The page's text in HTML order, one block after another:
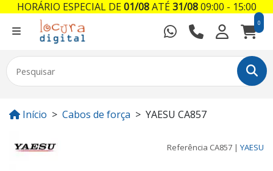
0
Início Cabos de força YAESU CA857
Referência CA857 | YAESU
HORÁRIO ESPECIAL DE01/08ATÉ31/0809:00 - 15:00